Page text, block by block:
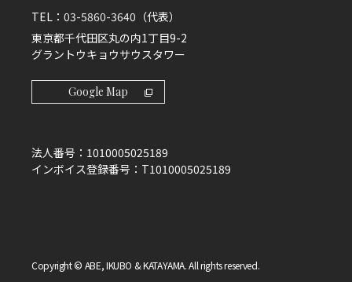
TEL： 03-5860-3640 （代表）
東京都千代田区丸の内1丁目9-2
グラントウキョウサウスタワー
Google Map
法人番号： 1010005025189
インボイス登録番号： T1010005025189
Copyright © ABE, IKUBO & KATAYAMA. All rights reserved.